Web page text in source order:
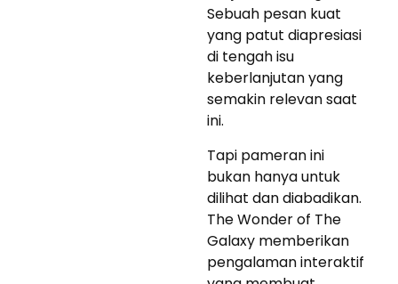
Sebuah pesan kuat
yang patut diapresiasi
di tengah isu
keberlanjutan yang
semakin relevan saat
ini.
Tapi pameran ini
bukan hanya untuk
dilihat dan diabadikan.
The Wonder of The
Galaxy memberikan
pengalaman interaktif